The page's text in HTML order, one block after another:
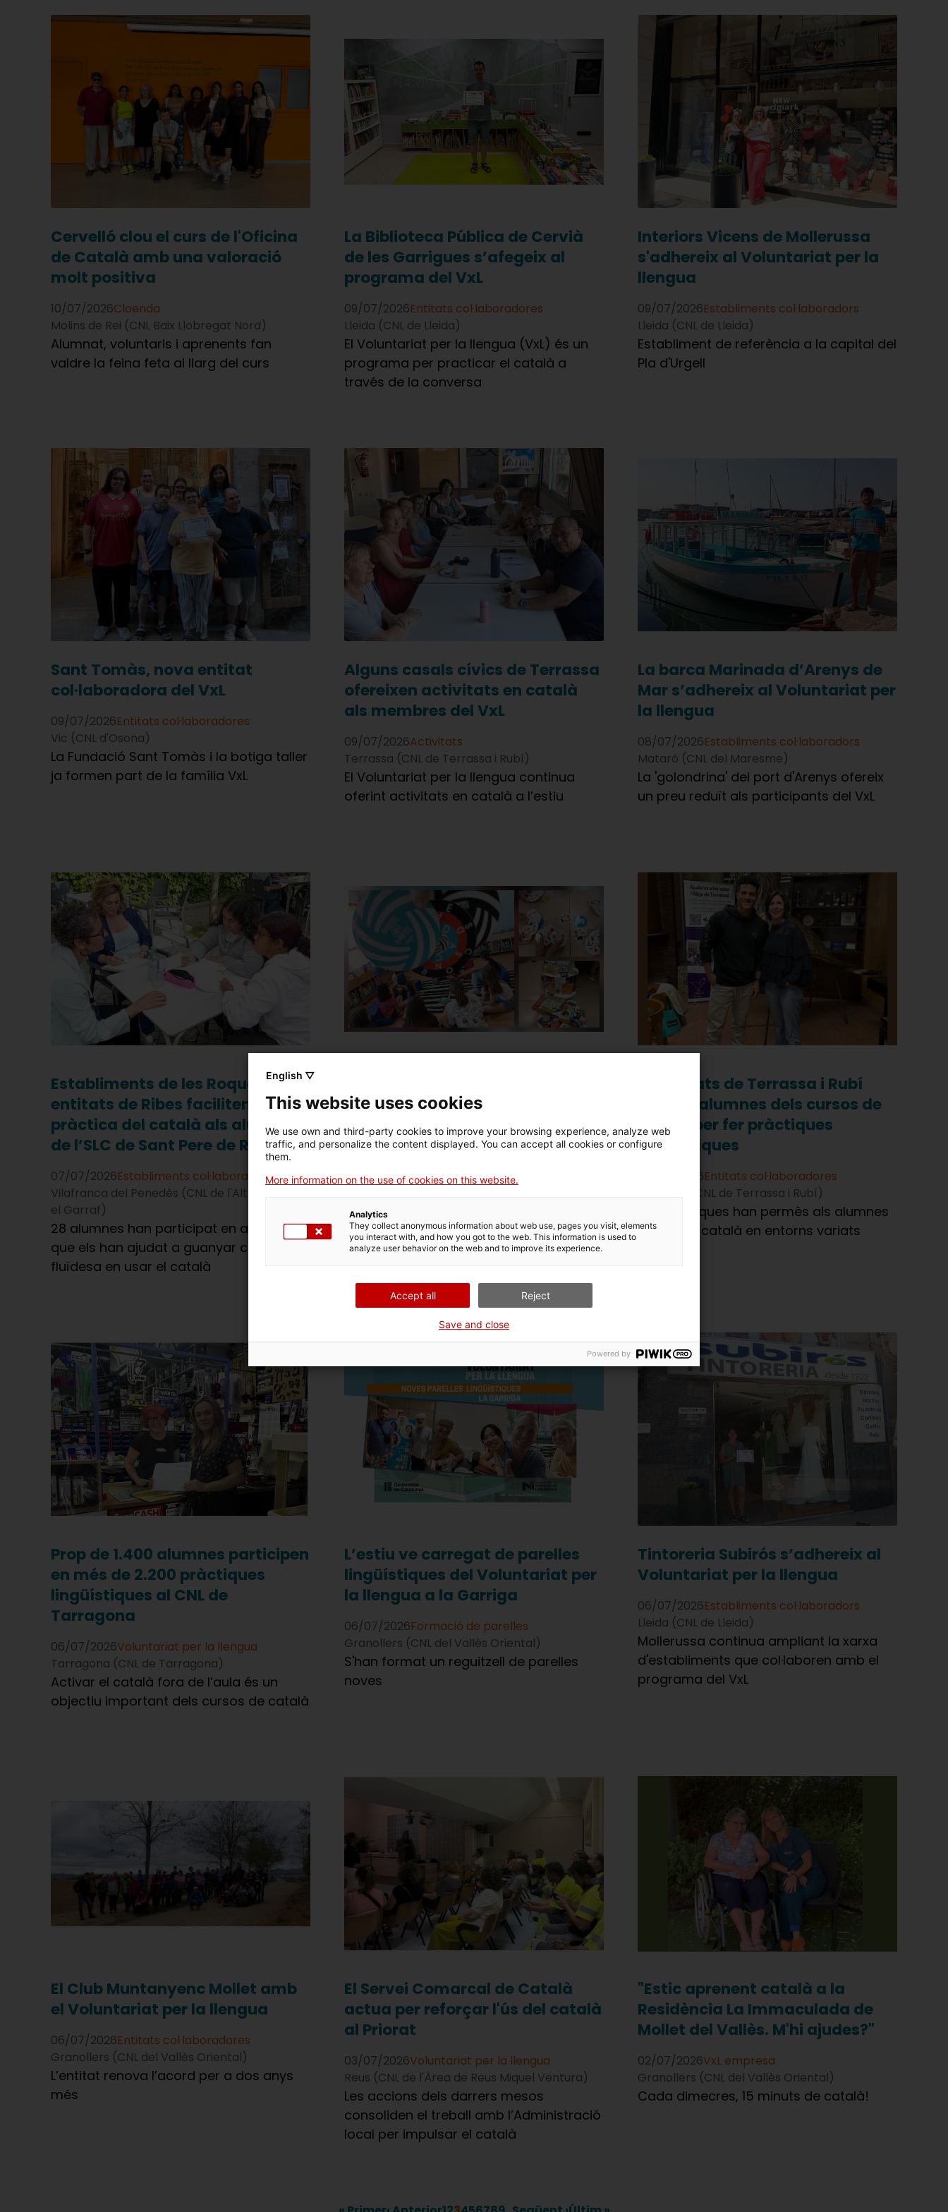
Cervelló clou el curs de l'Oficina
de Català amb una valoració
molt positiva
10/07/2026Cloenda
Molins de Rei (CNL Baix Llobregat Nord)
Alumnat, voluntaris i aprenents fan
valdre la feina feta al llarg del curs
La Biblioteca Pública de Cervià
de les Garrigues s’afegeix al
programa del VxL
09/07/2026Entitats col·laboradores
Lleida (CNL de Lleida)
El Voluntariat per la llengua (VxL) és un
programa per practicar el català a
través de la conversa
Interiors Vicens de Mollerussa
s'adhereix al Voluntariat per la
llengua
09/07/2026Establiments col·laboradors
Lleida (CNL de Lleida)
Establiment de referència a la capital del
Pla d'Urgell
Sant Tomàs, nova entitat
col·laboradora del VxL
09/07/2026Entitats col·laboradores
Vic (CNL d'Osona)
La Fundació Sant Tomàs i la botiga taller
ja formen part de la família VxL
Alguns casals cívics de Terrassa
ofereixen activitats en català
als membres del VxL
09/07/2026Activitats
Terrassa (CNL de Terrassa i Rubí)
El Voluntariat per la llengua continua
oferint activitats en català a l’estiu
La barca Marinada d’Arenys de
Mar s’adhereix al Voluntariat per
la llengua
08/07/2026Establiments col·laboradors
Mataró (CNL del Maresme)
La 'golondrina' del port d'Arenys ofereix
un preu reduït als participants del VxL
Establiments de les Roquetes i
entitats de Ribes faciliten la
pràctica del català als alumnes
de l’SLC de Sant Pere de Ribes
07/07/2026Establiments col·laboradors
Vilafranca del Penedès (CNL de l'Alt Penedès i
el Garraf)
28 alumnes han participat en activitats
que els han ajudat a guanyar confiança i
fluïdesa en usar el català
Comarcal Jaume Vila de
Mollerussa
Lleida (CNL de Lleida)
Els jocs reuneixen famílies per jugar en
català
18 entitats de Terrassa i Rubí
acullen alumnes dels cursos de
català per fer pràctiques
lingüístiques
07/07/2026Entitats col·laboradores
Terrassa (CNL de Terrassa i Rubí)
Les pràctiques han permès als alumnes
utilitzar el català en entorns variats
Prop de 1.400 alumnes participen
en més de 2.200 pràctiques
lingüístiques al CNL de
Tarragona
06/07/2026Voluntariat per la llengua
Tarragona (CNL de Tarragona)
Activar el català fora de l’aula és un
objectiu important dels cursos de català
L’estiu ve carregat de parelles
lingüístiques del Voluntariat per
la llengua a la Garriga
06/07/2026Formació de parelles
Granollers (CNL del Vallès Oriental)
S'han format un reguitzell de parelles
noves
Tintoreria Subirós s’adhereix al
Voluntariat per la llengua
06/07/2026Establiments col·laboradors
Lleida (CNL de Lleida)
Mollerussa continua ampliant la xarxa
d'establiments que col·laboren amb el
programa del VxL
El Club Muntanyenc Mollet amb
el Voluntariat per la llengua
06/07/2026Entitats col·laboradores
Granollers (CNL del Vallès Oriental)
L’entitat renova l’acord per a dos anys
més
El Servei Comarcal de Català
actua per reforçar l'ús del català
al Priorat
03/07/2026Voluntariat per la llengua
Reus (CNL de l'Àrea de Reus Miquel Ventura)
Les accions dels darrers mesos
consoliden el treball amb l’Administració
local per impulsar el català
"Estic aprenent català a la
Residència La Immaculada de
Mollet del Vallès. M'hi ajudes?"
02/07/2026VxL empresa
Granollers (CNL del Vallès Oriental)
Cada dimecres, 15 minuts de català!
PrimeraPàgina Pàgina
Pàgina
Pàgina
Pàgina
Pàgina
Pàgina
Pàgina
Pàgina
Pàgina
Pàgina Última
English ▽
This website uses cookies
We use own and third-party cookies to improve your browsing experience, analyze web
traffic, and personalize the content displayed. You can accept all cookies or configure
them.
More information on the use of cookies on this website.
Analytics
They collect anonymous information about web use, pages you visit, elements
you interact with, and how you got to the web. This information is used to
analyze user behavior on the web and to improve its experience.
Accept all Reject
Save and close
Powered by